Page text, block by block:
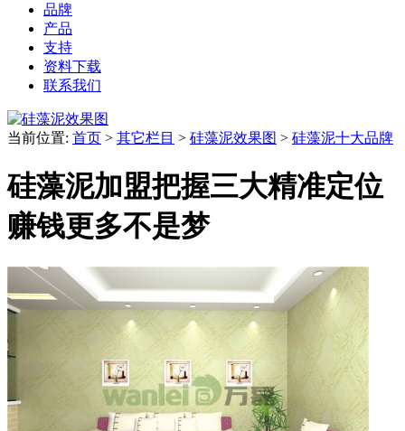
品牌
产品
支持
资料下载
联系我们
当前位置: 首页 > 其它栏目 > 硅藻泥效果图 > 硅藻泥十大品牌
硅藻泥加盟把握三大精准定位
赚钱更多不是梦